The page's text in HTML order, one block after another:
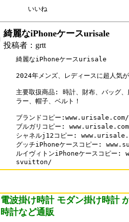
いいね
綺麗なiPhoneケースurisale
投稿者：grtt
綺麗なiPhoneケースurisale
2024年メンズ、レディースに超人気
主要取扱商品: 時計、財布、バッグ
ラー、帽子、ベルト！
ブランドコピー:www.urisale.com/
ブルガリコピー:
シャネルj12コピー:
グッチiPhoneケースコピー:
ルイヴィトンiPhoneケースコピ
svuitton/
電波掛け時計 モダン掛け時計
時計など通販